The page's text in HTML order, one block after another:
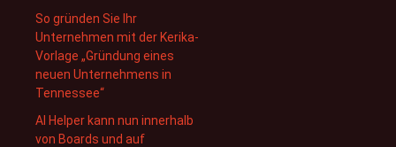
So gründen Sie Ihr
Unternehmen mit der Kerika-
Vorlage „Gründung eines
neuen Unternehmens in
Tennessee“
AI Helper kann nun innerhalb
von Boards und auf